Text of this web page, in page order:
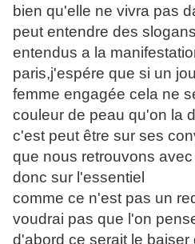
bien qu'elle ne vivra pas
peut entendre des
entendus a la
paris,j'espére que si un
femme engagée cela ne
couleur de peau qu'on la
c'est peut être sur ses
que nous retrouvons
donc sur l'essentiel
comme ce n'est pas un
voudrai pas que l'on
d'abord ce serait le baiser